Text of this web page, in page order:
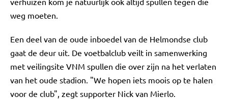
weg moeten.
Een deel van de oude inboedel van de Helmondse club
gaat de deur uit. De voetbalclub veilt in samenwerking
met veilingsite VNM spullen die over zijn na het verlaten
van het oude stadion. "We hopen iets moois op te halen
voor de club", zegt supporter Nick van Mierlo.